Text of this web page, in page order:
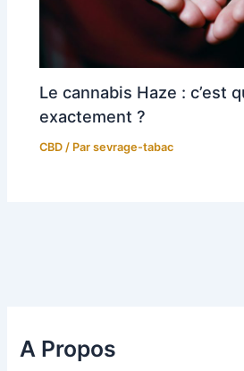
Le cannabis Haze : c’est
exactement ?
CBD / Parsevrage-tabac
A Propos